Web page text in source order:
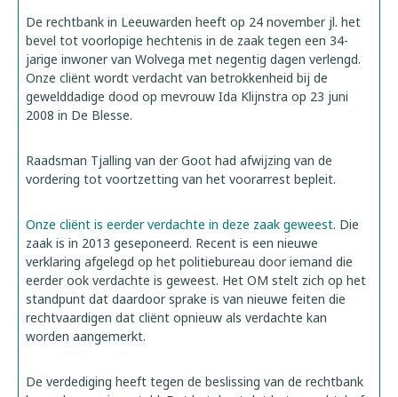
De rechtbank in Leeuwarden heeft op 24 november jl. het
bevel tot voorlopige hechtenis in de zaak tegen een 34-
jarige inwoner van Wolvega met negentig dagen verlengd.
Onze cliënt wordt verdacht van betrokkenheid bij de
gewelddadige dood op mevrouw Ida Klijnstra op 23 juni
2008 in De Blesse.
Raadsman Tjalling van der Goot had afwijzing van de
vordering tot voortzetting van het voorarrest bepleit.
Onze cliënt is eerder verdachte in deze zaak geweest. Die
zaak is in 2013 geseponeerd. Recent is een nieuwe
verklaring afgelegd op het politiebureau door iemand die
eerder ook verdachte is geweest. Het OM stelt zich op het
standpunt dat daardoor sprake is van nieuwe feiten die
rechtvaardigen dat cliënt opnieuw als verdachte kan
worden aangemerkt.
De verdediging heeft tegen de beslissing van de rechtbank